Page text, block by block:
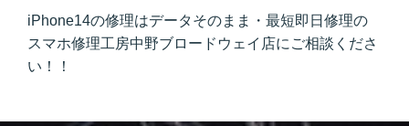
iPhone14の修理はデータそのまま・最短即日修理の
スマホ修理工房中野ブロードウェイ店にご相談くださ
い！！